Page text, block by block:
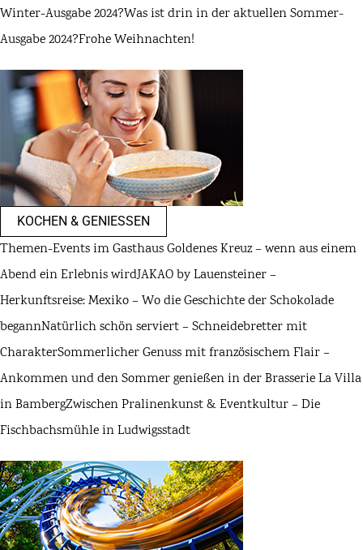
Winter-Ausgabe 2024?Was ist drin in der aktuellen Sommer-
Ausgabe 2024?Frohe Weihnachten!
KOCHEN & GENIESSEN
Themen-Events im Gasthaus Goldenes Kreuz – wenn aus einem
Abend ein Erlebnis wirdJAKAO by Lauensteiner –
Herkunftsreise: Mexiko – Wo die Geschichte der Schokolade
begannNatürlich schön serviert – Schneidebretter mit
CharakterSommerlicher Genuss mit französischem Flair –
Ankommen und den Sommer genießen in der Brasserie La Villa
in BambergZwischen Pralinenkunst & Eventkultur – Die
Fischbachsmühle in Ludwigsstadt